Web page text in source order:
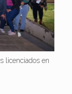
licenciados en